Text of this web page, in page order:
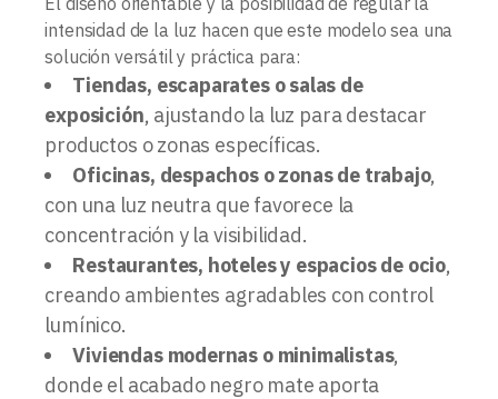
intensidad de la luz hacen que este modelo sea una
solución versátil y práctica para:
Tiendas, escaparates o salas de
exposición, ajustando la luz para destacar
productos o zonas específicas.
Oficinas, despachos o zonas de trabajo,
con una luz neutra que favorece la
concentración y la visibilidad.
Restaurantes, hoteles y espacios de ocio,
creando ambientes agradables con control
lumínico.
Viviendas modernas o minimalistas,
donde el acabado negro mate aporta